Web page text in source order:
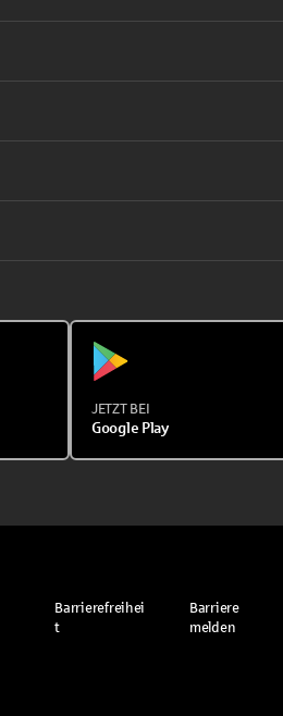
JETZT BEI
Google Play
Barrierefreihei
t
Barriere
melden